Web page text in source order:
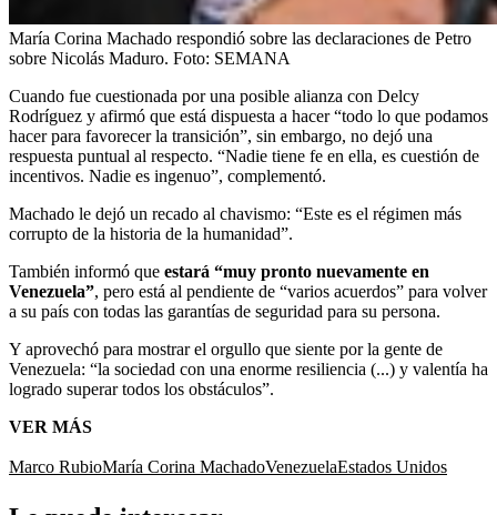
María Corina Machado respondió sobre las declaraciones de Petro
sobre Nicolás Maduro. Foto: SEMANA
Cuando fue cuestionada por una posible alianza con Delcy
Rodríguez y afirmó que está dispuesta a hacer “todo lo que podamos
hacer para favorecer la transición”, sin embargo, no dejó una
respuesta puntual al respecto. “Nadie tiene fe en ella, es cuestión de
incentivos. Nadie es ingenuo”, complementó.
Machado le dejó un recado al chavismo: “Este es el régimen más
corrupto de la historia de la humanidad”.
También informó que estará “muy pronto nuevamente en
Venezuela”, pero está al pendiente de “varios acuerdos” para volver
a su país con todas las garantías de seguridad para su persona.
Y aprovechó para mostrar el orgullo que siente por la gente de
Venezuela: “la sociedad con una enorme resiliencia (...) y valentía ha
logrado superar todos los obstáculos”.
VER MÁS
Marco RubioMaría Corina MachadoVenezuelaEstados Unidos